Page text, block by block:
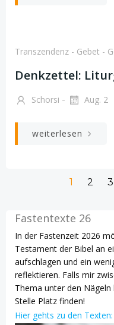
Transzendenz - Gebet -
Denkzettel:
Schorsi - Aug. 2
weiterlesen
Beitrags-
Navigation
Beitrags-
Seite
1 Seite
2 3
Fastentexte 26
In der Fastenzeit 2026
Testament der Bibel an
aufschlagen und ein
reflektieren. Falls mir
Thema unter den
Stelle Platz finden!
Hier gehts zu den Texten: